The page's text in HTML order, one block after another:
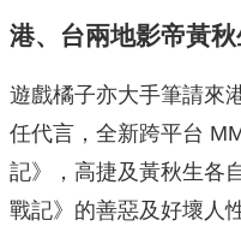
港、台兩地影帝黃
遊戲橘子亦大手筆請來
任代言，全新跨平台
記》，高捷及黃秋生各
戰記》的善惡及好壞人